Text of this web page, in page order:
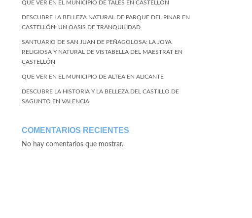
QUE VER EN EL MUNICIPIO DE TALES EN CASTELLON
DESCUBRE LA BELLEZA NATURAL DE PARQUE DEL PINAR EN
CASTELLÓN: UN OASIS DE TRANQUILIDAD
SANTUARIO DE SAN JUAN DE PEÑAGOLOSA: LA JOYA
RELIGIOSA Y NATURAL DE VISTABELLA DEL MAESTRAT EN
CASTELLÓN
QUE VER EN EL MUNICIPIO DE ALTEA EN ALICANTE
DESCUBRE LA HISTORIA Y LA BELLEZA DEL CASTILLO DE
SAGUNTO EN VALENCIA
COMENTARIOS RECIENTES
No hay comentarios que mostrar.